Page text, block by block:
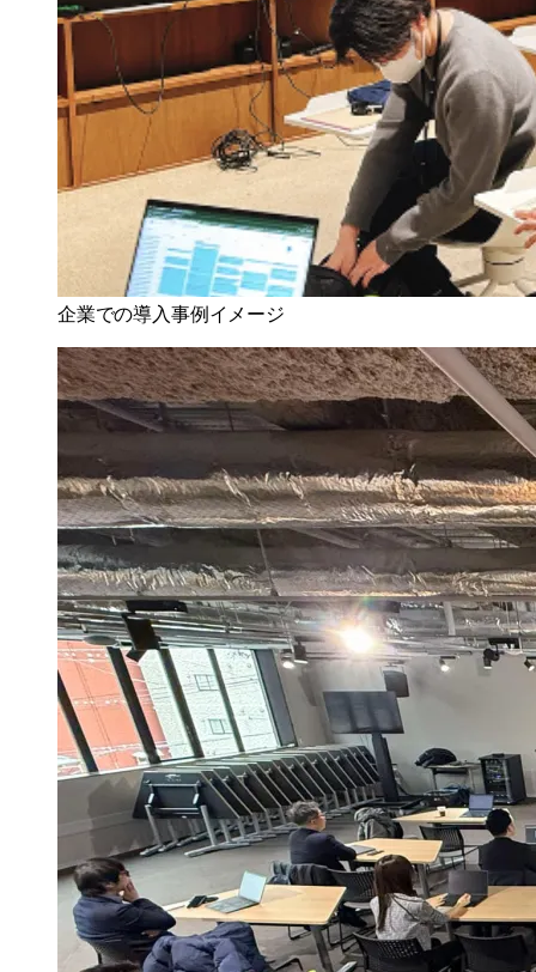
企業での導入事例イメージ